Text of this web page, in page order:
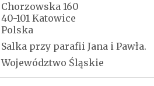
Chorzowska 160
40-101 Katowice
Polska
Salka przy parafii Jana i Pawła.
Województwo Śląskie